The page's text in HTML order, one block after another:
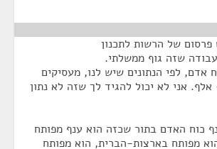
של הרשות לתכנון
שזה גוף ממשלתי.
אדם, לפי הנתונים שיש לנו, מעסיקים
125 אלף ל150- אלף. אני לא יכול להגיד לך שזה לא נתון
כוח האדם בתור שכזה הוא ענף מפותח
מפותח בארצות-הברית, הוא מפותח